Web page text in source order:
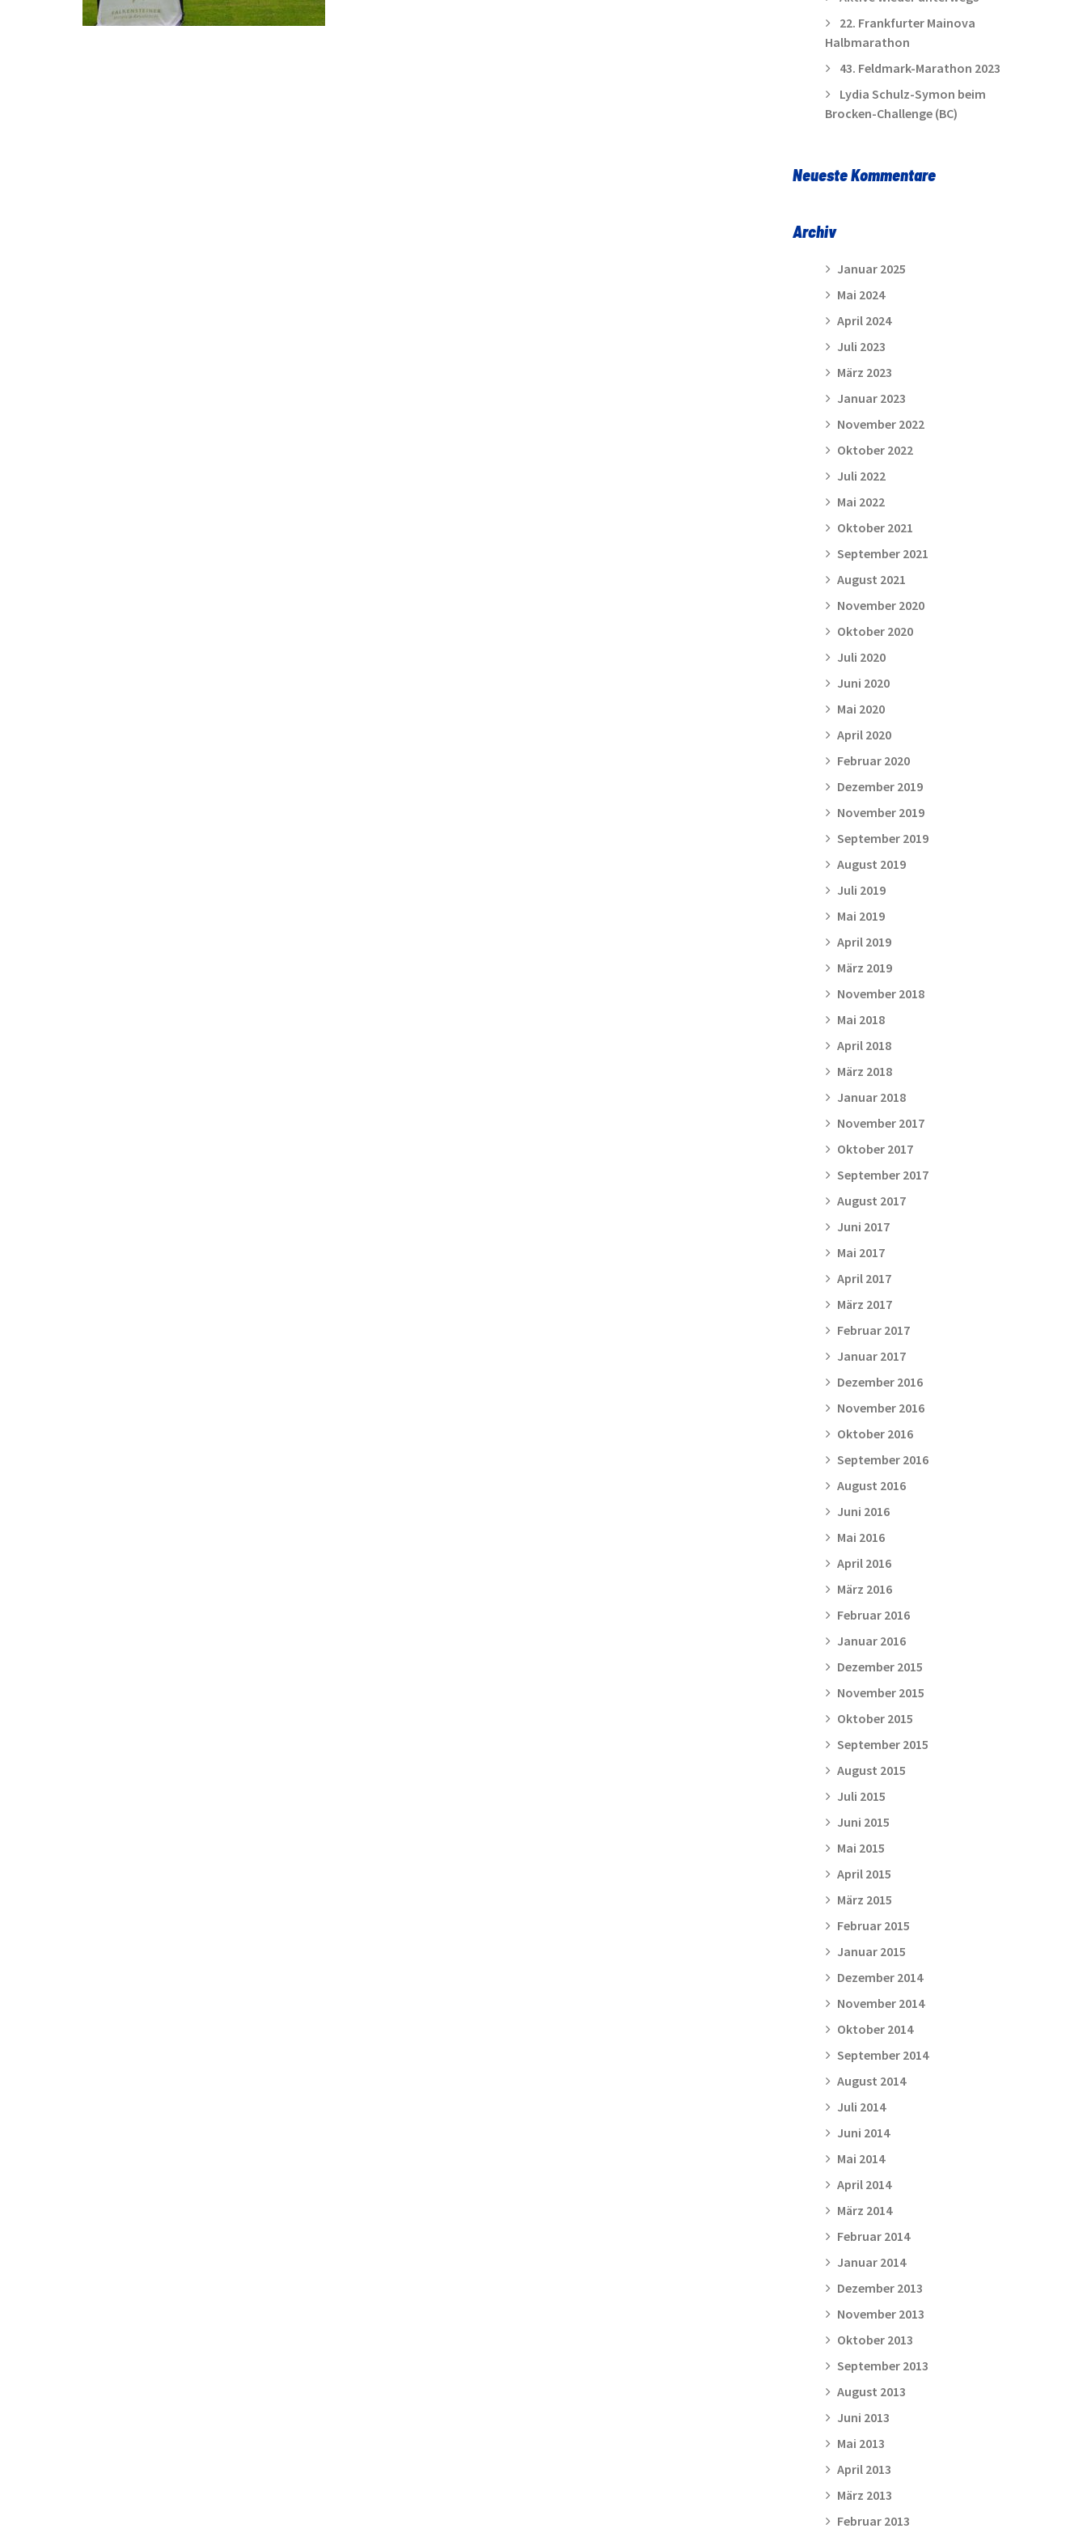
22. Frankfurter Mainova
Halbmarathon
43. Feldmark-Marathon 2023
Lydia Schulz-Symon beim
Brocken-Challenge (BC)
Neueste Kommentare
Archiv
Januar 2025
Mai 2024
April 2024
Juli 2023
März 2023
Januar 2023
November 2022
Oktober 2022
Juli 2022
Mai 2022
Oktober 2021
September 2021
August 2021
November 2020
Oktober 2020
Juli 2020
Juni 2020
Mai 2020
April 2020
Februar 2020
Dezember 2019
November 2019
September 2019
August 2019
Juli 2019
Mai 2019
April 2019
März 2019
November 2018
Mai 2018
April 2018
März 2018
Januar 2018
November 2017
Oktober 2017
September 2017
August 2017
Juni 2017
Mai 2017
April 2017
März 2017
Februar 2017
Januar 2017
Dezember 2016
November 2016
Oktober 2016
September 2016
August 2016
Juni 2016
Mai 2016
April 2016
März 2016
Februar 2016
Januar 2016
Dezember 2015
November 2015
Oktober 2015
September 2015
August 2015
Juli 2015
Juni 2015
Mai 2015
April 2015
März 2015
Februar 2015
Januar 2015
Dezember 2014
November 2014
Oktober 2014
September 2014
August 2014
Juli 2014
Juni 2014
Mai 2014
April 2014
März 2014
Februar 2014
Januar 2014
Dezember 2013
November 2013
Oktober 2013
September 2013
August 2013
Juni 2013
Mai 2013
April 2013
März 2013
Februar 2013